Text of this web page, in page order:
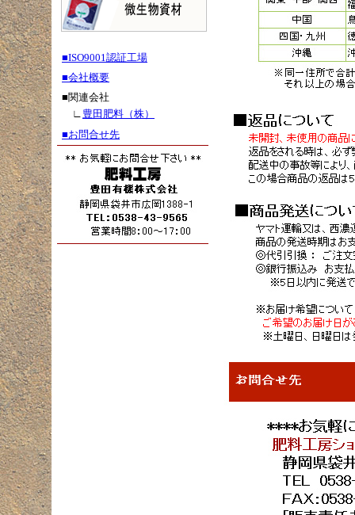
■ISO9001認証工場
■会社概要
■関連会社
∟ 豊田肥料（株）
■お問合せ先